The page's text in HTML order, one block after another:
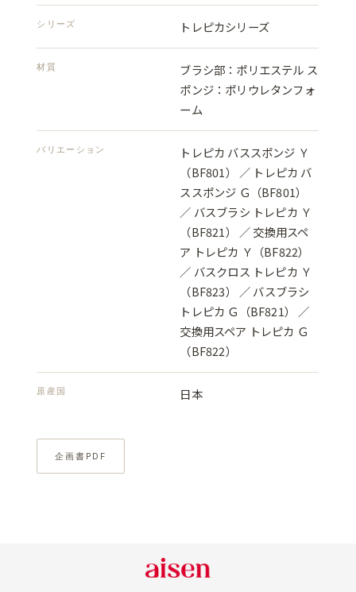
シリーズ トレピカシリーズ
材質
ブラシ部：ポリエステル ス
ポンジ：ポリウレタンフォ
ーム
バリエーション
トレピカ バススポンジ Ｙ
（BF801） ／ トレピカ バ
ススポンジ Ｇ（BF801）
／ バスブラシ トレピカ Ｙ
（BF821） ／ 交換用スペ
ア トレピカ Ｙ（BF822）
／ バスクロス トレピカ Ｙ
（BF823） ／ バスブラシ
トレピカ Ｇ（BF821） ／
交換用スペア トレピカ Ｇ
（BF822）
原産国 日本
企画書PDF